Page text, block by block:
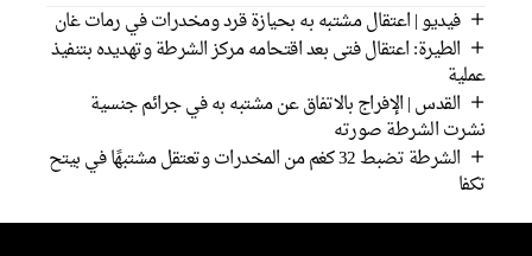
فيديو | اعتقال مشتبه به بحيازة قرد ومخدرات في رمات غان
الطيرة: اعتقال فتى بعد اقتحامه مركز الشرطة وتهديده بتنفيذ
عملية
القدس | الإفراج بالاتفاق عن مشتبه به في جرائم جنسية
نشرت الشرطة صورته
الشرطة تضبط 32 كغم من المخدرات وتعتقل مشتبهًا في بيتح
تكفا